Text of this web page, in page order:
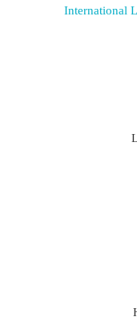
International